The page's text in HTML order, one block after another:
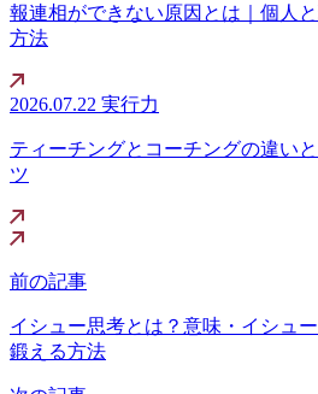
報連相ができない原因とは｜個人
方法
2026.07.22 実行力
ティーチングとコーチングの違い
ツ
前の記事
イシュー思考とは？意味・イシュ
鍛える方法